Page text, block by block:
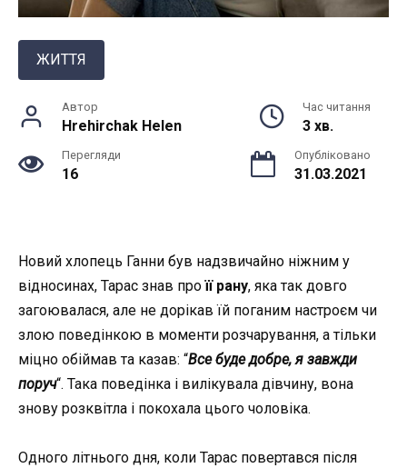
ЖИТТЯ
Автор
Hrehirchak Helen
Час читання
3 хв.
Перегляди
16
Опубліковано
31.03.2021
Новий хлопець Ганни був надзвичайно ніжним у
відносинах, Тарас знав проїї рану, яка так довго
загоювалася, але не дорікав їй поганим настроєм чи
злою поведінкою в моменти розчарування, а тільки
міцно обіймав та казав: “Все буде добре, я завжди
поруч“. Така поведінка і вилікувала дівчину, вона
знову розквітла і покохала цього чоловіка.
Одного літнього дня, коли Тарас повертався після